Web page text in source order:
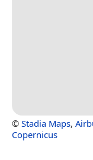
© Stadia Maps,
Copernicus